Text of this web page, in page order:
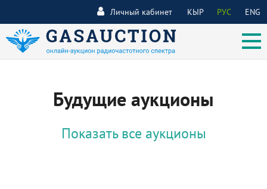
КЫР РУС ENG
Личный кабинет
Будущие аукционы
Показать все аукционы